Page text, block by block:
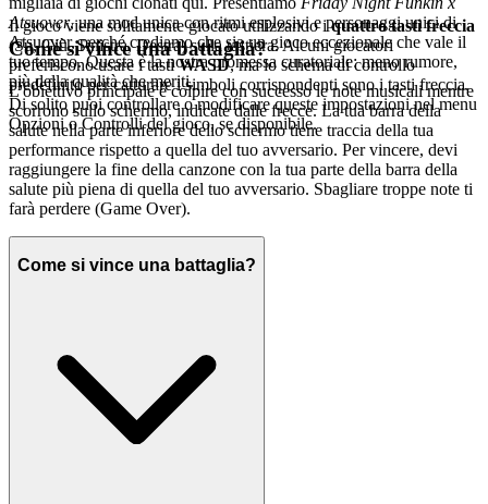
Atsuover, una mod unica con ritmi esplosivi e personaggi unici di
Atsuover, perché crediamo che sia un gioco eccezionale che vale il
tuo tempo. Questa è la nostra promessa curatoriale: meno rumore,
più della qualità che meriti.
Il gioco viene solitamente giocato utilizzando iquattro tasti freccia
(Su, Giù, Sinistra, Destra) sulla tastiera. Alcuni giocatori
preferiscono usare i tastiWASD, ma lo schema di controllo
predefinito per catturare i simboli corrispondenti sono i tasti freccia.
Di solito puoi controllare o modificare queste impostazioni nel menu
Opzioni o Controlli del gioco, se disponibile.
Come si vince una battaglia?
L'obiettivo principale è colpire con successo le note musicali mentre
scorrono sullo schermo, indicate dalle frecce. La tua barra della
salute nella parte inferiore dello schermo tiene traccia della tua
performance rispetto a quella del tuo avversario. Per vincere, devi
raggiungere la fine della canzone con la tua parte della barra della
salute più piena di quella del tuo avversario. Sbagliare troppe note ti
farà perdere (Game Over).
Come si vince una battaglia?